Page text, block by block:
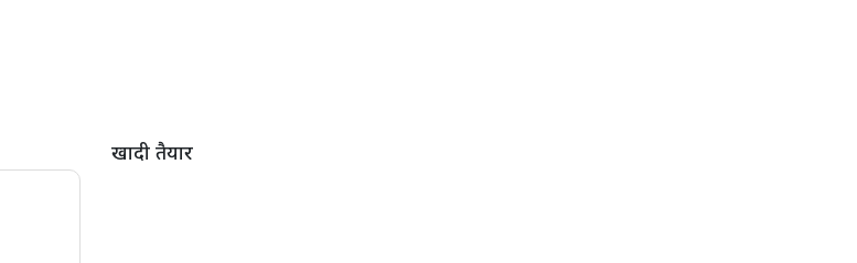
खादी तैयार